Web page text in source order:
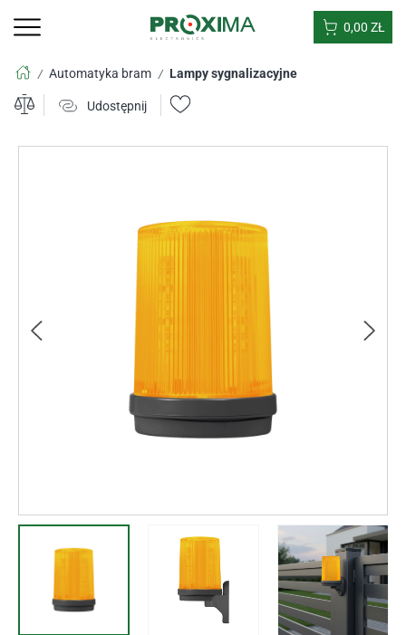
0,00 ZŁ
/ Automatyka bram / Lampy sygnalizacyjne
Udostępnij